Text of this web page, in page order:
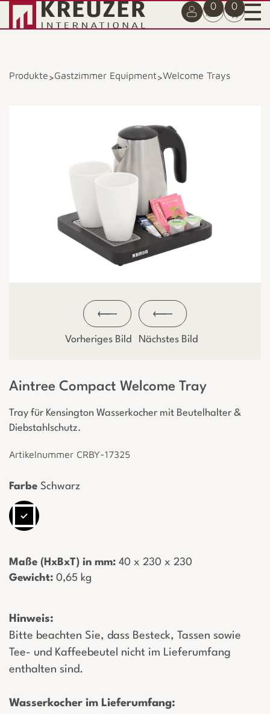
0 0
Produkte>Gastzimmer Equipment>Welcome Trays
Vorheriges Bild Nächstes Bild
Aintree Compact Welcome Tray
Tray für Kensington Wasserkocher mit Beutelhalter &
Diebstahlschutz.
Artikelnummer CRBY-17325
Farbe Schwarz
Maße (HxBxT) in mm: ­ 40 x 230 x 230
Gewicht: ­ 0,65 kg
Hinweis:
Bitte beachten Sie, dass Besteck, Tassen sowie
Tee- und Kaffeebeutel nicht im Lieferumfang
enthalten sind.
Wasserkocher im Lieferumfang: